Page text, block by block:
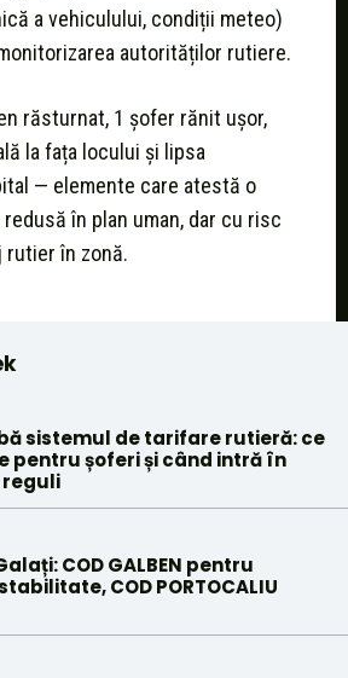
a vehiculului, condiții meteo)
autorităților rutiere.
răsturnat, 1 șofer rănit ușor,
la fața locului și lipsa
— elemente care atestă o
în plan uman, dar cu risc
rutier în zonă.
sistemul de tarifare rutieră: ce
pentru șoferi și când intră în
reguli
COD GALBEN pentru
COD PORTOCALIU